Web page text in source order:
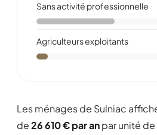
Sans activité professionnelle
Agriculteurs exploitants
Les ménages de Sulniac
de26 610 € par anpar unité